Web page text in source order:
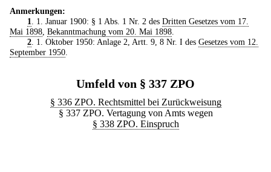
Anmerkungen:
1. 1. Januar 1900: § 1 Abs. 1 Nr. 2 des Dritten Gesetzes vom 17.
Mai 1898, Bekanntmachung vom 20. Mai 1898.
2. 1. Oktober 1950: Anlage 2, Artt. 9, 8 Nr. I des Gesetzes vom 12.
September 1950.
Umfeld von § 337 ZPO
§ 336 ZPO. Rechtsmittel bei Zurückweisung
§ 337 ZPO. Vertagung von Amts wegen
§ 338 ZPO. Einspruch